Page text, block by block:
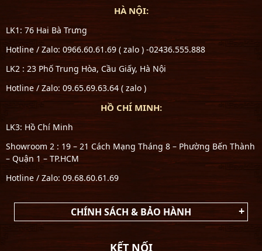
HÀ NỘI:
LK1: 76 Hai Bà Trưng
Hotline / Zalo: 0966.60.61.69 ( zalo ) -02436.555.888
LK2 : 23 Phố Trung Hòa, Cầu Giấy, Hà Nội
Hotline / Zalo: 09.65.69.63.64 ( zalo )
HỒ CHÍ MINH:
LK3: Hồ Chí Minh
Showroom 2 : 19 – 21 Cách Mạng Tháng 8 – Phường Bến Thành
– Quận 1 – TP.HCM
Hotline / Zalo: 09.68.60.61.69
CHÍNH SÁCH & BẢO HÀNH
KẾT NỐI